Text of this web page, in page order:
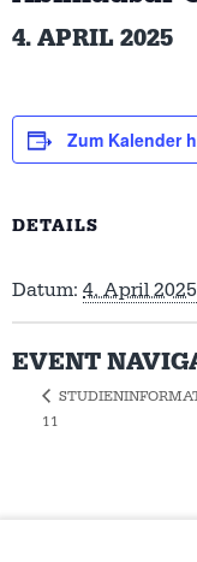
4. APRIL 2025
Zum Kalender
DETAILS
Datum: 4. April 2025
EVENT
11